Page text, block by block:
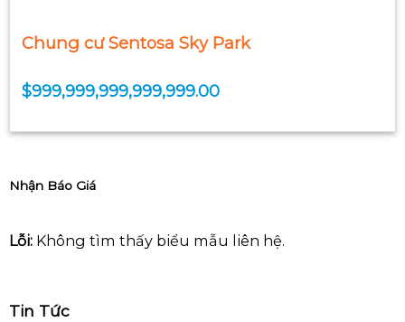
Chung cư Sentosa Sky Park
$999,999,999,999,999.00
Nhận Báo Giá
Lỗi:Không tìm thấy biểu mẫu liên hệ.
Tin Tức